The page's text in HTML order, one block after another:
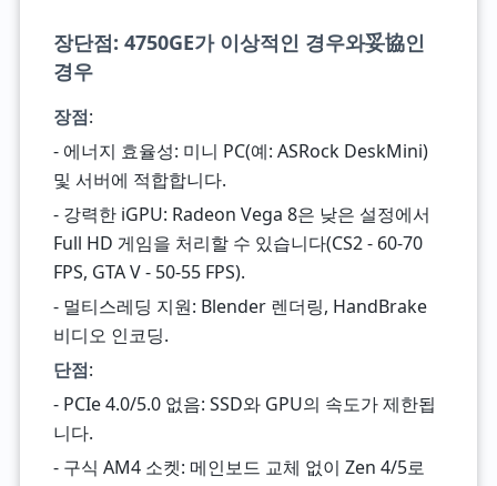
장단점: 4750GE가 이상적인 경우와妥協인
경우
장점:
- 에너지 효율성: 미니 PC(예: ASRock DeskMini)
및 서버에 적합합니다.
- 강력한 iGPU: Radeon Vega 8은 낮은 설정에서
Full HD 게임을 처리할 수 있습니다(CS2 - 60-70
FPS, GTA V - 50-55 FPS).
- 멀티스레딩 지원: Blender 렌더링, HandBrake
비디오 인코딩.
단점:
- PCIe 4.0/5.0 없음: SSD와 GPU의 속도가 제한됩
니다.
- 구식 AM4 소켓: 메인보드 교체 없이 Zen 4/5로